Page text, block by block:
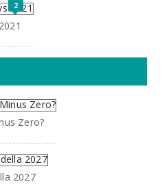
2
Zero?
2027